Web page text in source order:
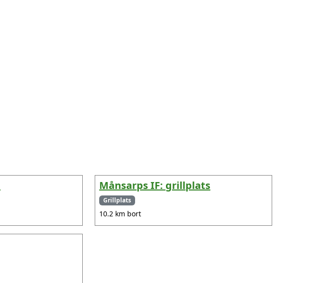
Månsarps IF: grillplats
Grillplats
10.2 km bort